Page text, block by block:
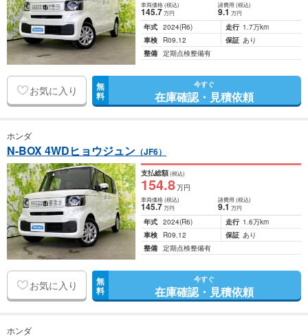
車両価格(税込)
145.7万円
諸費用 (税込)
9.1 万円
年式 2024(R6) 走行 1.7万km
車検
R09.12 保証 あり
整備 定期点検整備有
お気に入り 無
料
今すぐ
在庫確認・見積依頼
ホンダ
N-BOX 4WDヒョウジュン （JF6）
支払総額(税込)
154.8万円
車両価格(税込)
145.7万円
諸費用 (税込)
9.1 万円
年式 2024(R6) 走行 1.6万km
車検
R09.12 保証 あり
整備 定期点検整備有
お気に入り 無
料
今すぐ
在庫確認・見積依頼
ホンダ